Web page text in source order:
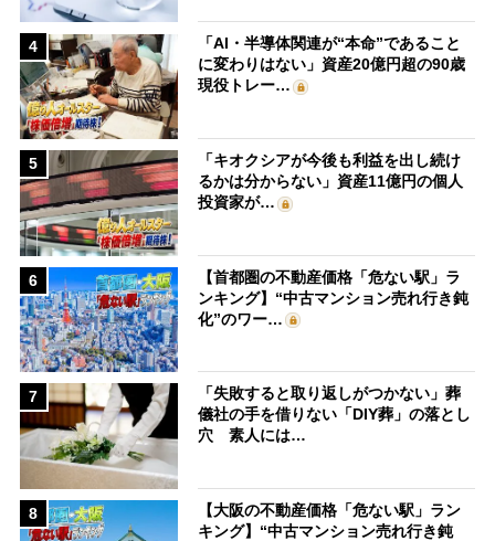
4
「AI・半導体関連が“本命”であること
に変わりはない」資産20億円超の90歳
現役トレー…
5
「キオクシアが今後も利益を出し続け
るかは分からない」資産11億円の個人
投資家が…
6
【首都圏の不動産価格「危ない駅」ラ
ンキング】“中古マンション売れ行き鈍
化”のワー…
7
「失敗すると取り返しがつかない」葬
儀社の手を借りない「DIY葬」の落とし
穴 素人には…
8
【大阪の不動産価格「危ない駅」ラン
キング】“中古マンション売れ行き鈍